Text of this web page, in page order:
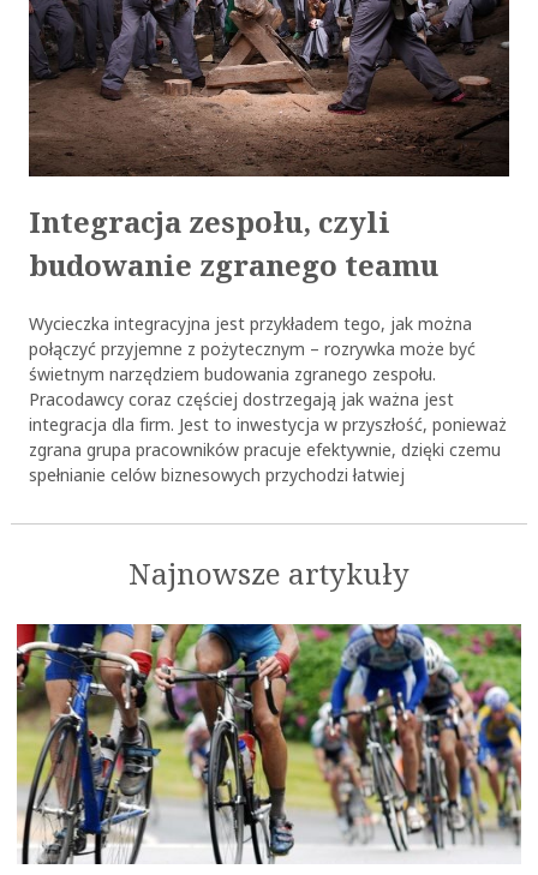
Integracja zespołu, czyli
budowanie zgranego teamu
Wycieczka integracyjna jest przykładem tego, jak można
połączyć przyjemne z pożytecznym – rozrywka może być
świetnym narzędziem budowania zgranego zespołu.
Pracodawcy coraz częściej dostrzegają jak ważna jest
integracja dla firm. Jest to inwestycja w przyszłość, ponieważ
zgrana grupa pracowników pracuje efektywnie, dzięki czemu
spełnianie celów biznesowych przychodzi łatwiej
Najnowsze artykuły